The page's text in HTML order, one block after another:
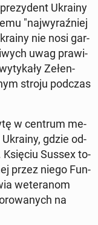
Ukrainy
"naj­wy­raź­niej
nie nosi gar­
uwag pra­wi­
Ze­łen­
stroju podczas
w centrum me­
gdzie od­
Księciu Sussex to­
przez niego Fun­
we­te­ra­nom
na